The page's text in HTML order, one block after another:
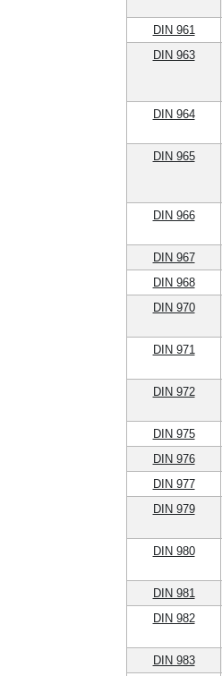
DIN 961
DIN 963
DIN 964
DIN 965
DIN 966
DIN 967
DIN 968
DIN 970
DIN 971
DIN 972
DIN 975
DIN 976
DIN 977
DIN 979
DIN 980
DIN 981
DIN 982
DIN 983